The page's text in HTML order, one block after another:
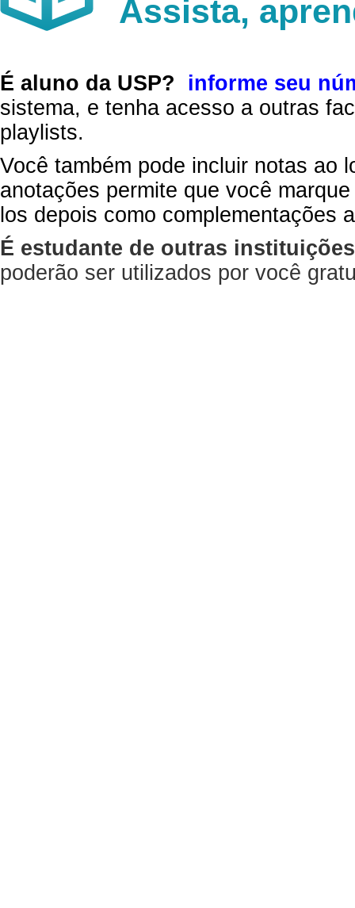
Assista,
É aluno da USP?
informe seu
sistema, e tenha acesso a outras
playlists.
Você também pode incluir notas ao
anotações permite que você
los depois como complementações
É estudante de outras
poderão ser utilizados por você